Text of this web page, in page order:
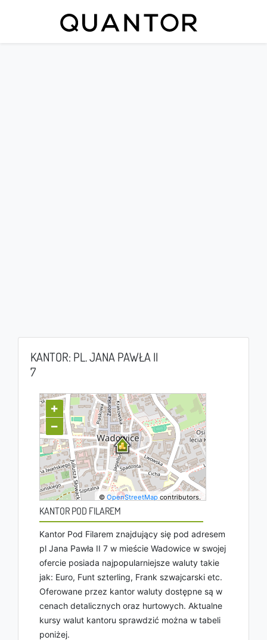
KANTOR: PL. JANA PAWŁA II
7
+
−
©OpenStreetMap contributors.
KANTOR POD FILAREM
Kantor Pod Filarem znajdujący się pod adresem
pl Jana Pawła II 7 w mieście Wadowice w swojej
ofercie posiada najpopularniejsze waluty takie
jak: Euro, Funt szterling, Frank szwajcarski etc.
Oferowane przez kantor waluty dostępne są w
cenach detalicznych oraz hurtowych. Aktualne
kursy walut kantoru sprawdzić można w tabeli
poniżej.